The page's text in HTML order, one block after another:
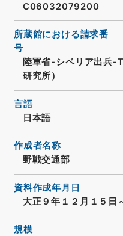
C06032079200
所蔵館における請求番
号
陸軍省-シベリア出兵-
研究所）
言語
日本語
作成者名称
野戦交通部
資料作成年月日
大正９年１２月１５日
規模